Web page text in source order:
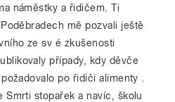
náměstky a řidičem. Ti
mě pozvali ještě
ze sv é zkušenosti
případy, kdy děvče
po řidiči alimenty .
Smrti stopařek a navíc, školu